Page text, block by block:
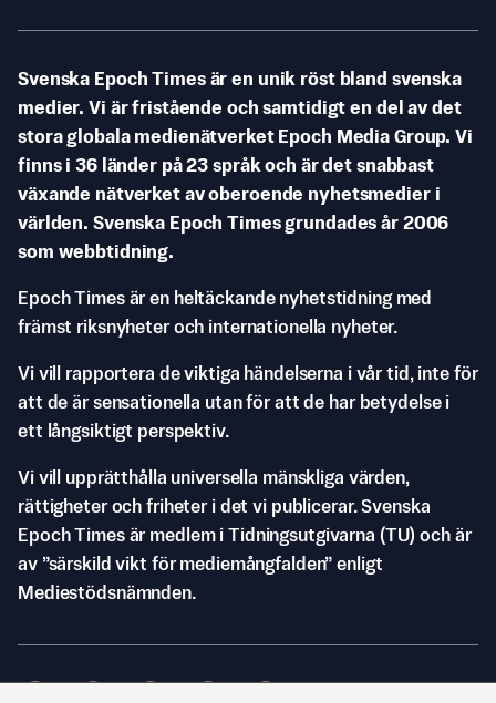
Svenska Epoch Times är en unik röst bland svenska
medier. Vi är fristående och samtidigt en del av det
stora globala medienätverket Epoch Media Group. Vi
finns i 36 länder på 23 språk och är det snabbast
växande nätverket av oberoende nyhetsmedier i
världen. Svenska Epoch Times grundades år 2006
som webbtidning.
Epoch Times är en heltäckande nyhetstidning med
främst riksnyheter och internationella nyheter.
Vi vill rapportera de viktiga händelserna i vår tid, inte för
att de är sensationella utan för att de har betydelse i
ett långsiktigt perspektiv.
Vi vill upprätthålla universella mänskliga värden,
rättigheter och friheter i det vi publicerar. Svenska
Epoch Times är medlem i Tidningsutgivarna (TU) och är
av ”särskild vikt för mediemångfalden” enligt
Mediestödsnämnden.